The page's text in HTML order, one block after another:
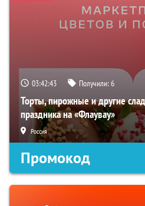
03:42:42 Получили:6
Торты, пирожные и другие
праздника на «Флаувау»
Россия
Промокод